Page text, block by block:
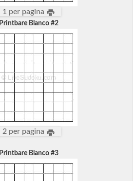
1 per pagina
Printbare Blanco #2
2 per pagina
Printbare Blanco #3